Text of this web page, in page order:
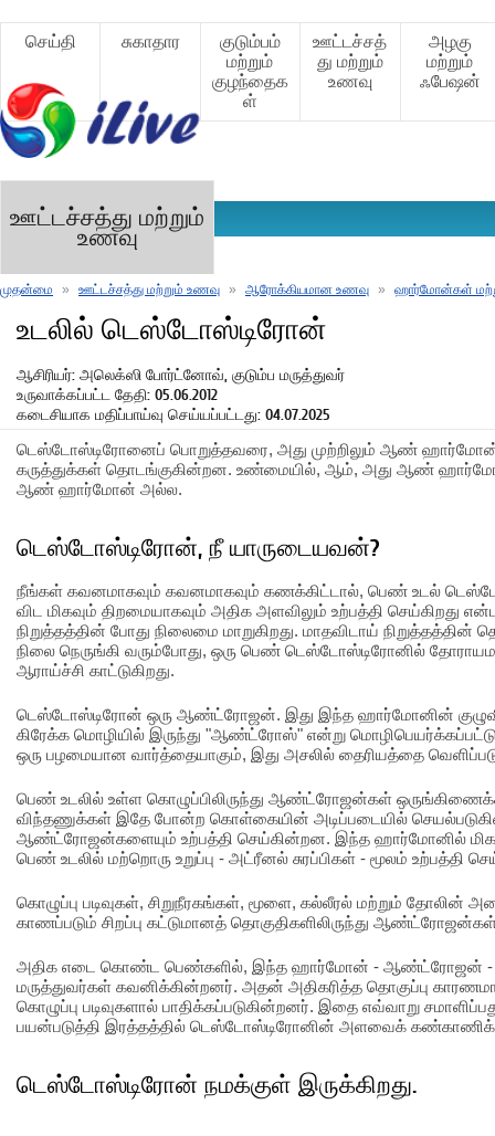
செய்தி சுகாதார
குடும்பம்
மற்றும்
குழந்தைக
ள்
ஊட்டச்சத்
து மற்றும்
உணவு
அழகு
மற்றும்
ஃபேஷன்
ஊட்டச்சத்து மற்றும்
உணவு
முதன்மை » ஊட்டச்சத்து மற்றும் உணவு » ஆரோக்கியமான உணவு » ஹார்மோன்கள்
உடலில் டெஸ்டோஸ்டிரோன்
ஆசிரியர்: அலெக்ஸி போர்ட்னோவ், குடும்ப மருத்துவர்
உருவாக்கப்பட்ட தேதி: 05.06.2012
கடைசியாக மதிப்பாய்வு செய்யப்பட்டது: 04.07.2025
டெஸ்டோஸ்டிரோனைப் பொறுத்தவரை, அது முற்றிலும் ஆண்
கருத்துக்கள் தொடங்குகின்றன. உண்மையில், ஆம், அது ஆண்
ஆண் ஹார்மோன் அல்ல.
டெஸ்டோஸ்டிரோன், நீ யாருடையவன்?
நீங்கள் கவனமாகவும் கவனமாகவும் கணக்கிட்டால், பெண் உடல்
விட மிகவும் திறமையாகவும் அதிக அளவிலும் உற்பத்தி செய்கிறது
நிறுத்தத்தின் போது நிலைமை மாறுகிறது. மாதவிடாய்
நிலை நெருங்கி வரும்போது, ஒரு பெண் டெஸ்டோஸ்டிரோனில்
ஆராய்ச்சி காட்டுகிறது.
டெஸ்டோஸ்டிரோன் ஒரு ஆண்ட்ரோஜன். இது இந்த ஹார்மோனின்
கிரேக்க மொழியில் இருந்து "ஆண்ட்ரோஸ்" என்று
ஒரு பழமையான வார்த்தையாகும், இது அசலில் தைரியத்தை
பெண் உடலில் உள்ள கொழுப்பிலிருந்து ஆண்ட்ரோஜன்கள்
விந்தணுக்கள் இதே போன்ற கொள்கையின் அடிப்படையில்
ஆண்ட்ரோஜன்களையும் உற்பத்தி செய்கின்றன. இந்த ஹார்மோனில்
பெண் உடலில் மற்றொரு உறுப்பு - அட்ரீனல் சுரப்பிகள் - மூலம் உற்பத்தி
கொழுப்பு படிவுகள், சிறுநீரகங்கள், மூளை, கல்லீரல் மற்றும் தோலின்
காணப்படும் சிறப்பு கட்டுமானத் தொகுதிகளிலிருந்து
அதிக எடை கொண்ட பெண்களில், இந்த ஹார்மோன் - ஆண்ட்ரோஜன் -
மருத்துவர்கள் கவனிக்கின்றனர். அதன் அதிகரித்த தொகுப்பு
கொழுப்பு படிவுகளால் பாதிக்கப்படுகின்றனர். இதை எவ்வாறு
பயன்படுத்தி இரத்தத்தில் டெஸ்டோஸ்டிரோனின் அளவைக்
டெஸ்டோஸ்டிரோன் நமக்குள் இருக்கிறது.